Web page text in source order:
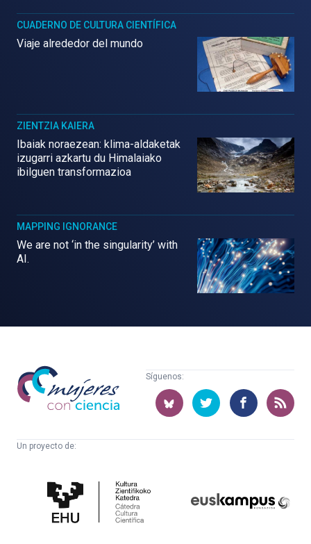
CUADERNO DE CULTURA CIENTÍFICA
Viaje alrededor del mundo
ZIENTZIA KAIERA
Ibaiak noraezean: klima-aldaketak
izugarri azkartu du Himalaiako
ibilguen transformazioa
MAPPING IGNORANCE
We are not ‘in the singularity’ with
AI.
Mujeres
con
ciencia
Síguenos:
Un proyecto de:
Cultura
Científica